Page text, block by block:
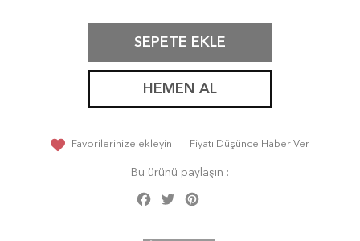
SEPETE EKLE
HEMEN AL
Favorilerinize ekleyin Fiyatı Düşünce Haber Ver
Bu ürünü paylaşın :
Facebook
Twitter